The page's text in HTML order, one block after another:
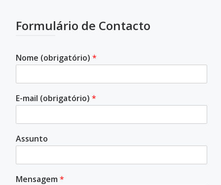
Formulário de Contacto
Nome (obrigatório) *
E-mail (obrigatório) *
Assunto
Mensagem *